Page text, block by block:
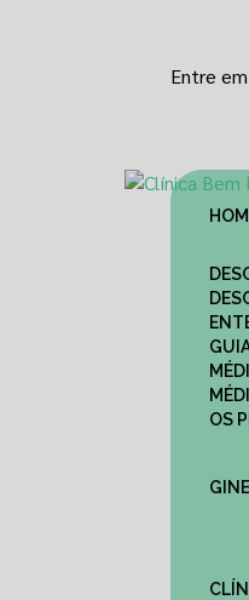
Entre
OS